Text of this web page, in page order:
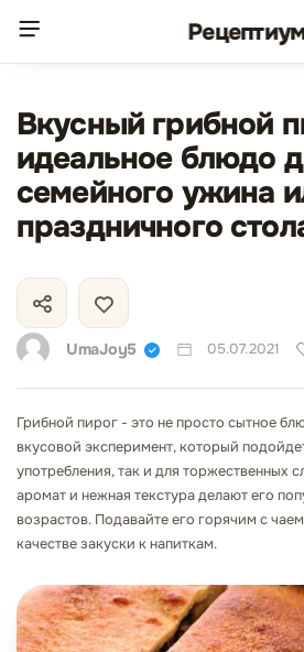
Рецепт
Вкусный грибной
идеальное блюдо
семейного ужина
праздничного
UmaJoy5 05.07.2021
Грибной пирог - это не просто сытное
вкусовой эксперимент, который
употребления, так и для торжественных
аромат и нежная текстура делают его
возрастов. Подавайте его горячим с
качестве закуски к напиткам.